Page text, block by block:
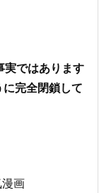
ではあります
完全閉鎖して
画